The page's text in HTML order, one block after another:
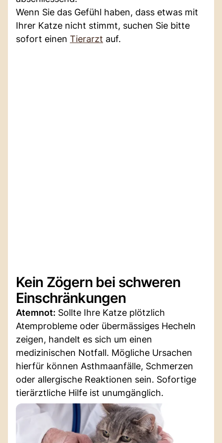
Wenn Sie das Gefühl haben, dass etwas mit
Ihrer Katze nicht stimmt, suchen Sie bitte
sofort einen Tierarzt auf.
Kein Zögern bei schweren
Einschränkungen
Atemnot: Sollte Ihre Katze plötzlich
Atemprobleme oder übermässiges Hecheln
zeigen, handelt es sich um einen
medizinischen Notfall. Mögliche Ursachen
hierfür können Asthmaanfälle, Schmerzen
oder allergische Reaktionen sein. Sofortige
tierärztliche Hilfe ist unumgänglich.